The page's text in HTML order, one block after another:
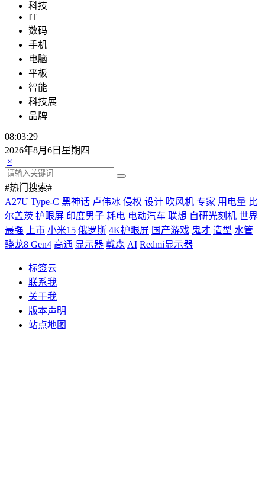
科技
IT
数码
手机
电脑
平板
智能
科技展
品牌
08:03:29
2026年8月6日星期四
×
#热门搜索#
A27U Type-C 黑神话 卢伟冰 侵权 设计 吹风机 专家 用电量 比
尔盖茨 护眼屏 印度男子 耗电 电动汽车 联想 自研光刻机 世界
最强 上市 小米15 俄罗斯 4K护眼屏 国产游戏 鬼才 造型 水管
骁龙8 Gen4 高通 显示器 戴森 AI Redmi显示器
标签云
联系我
关于我
版本声明
站点地图